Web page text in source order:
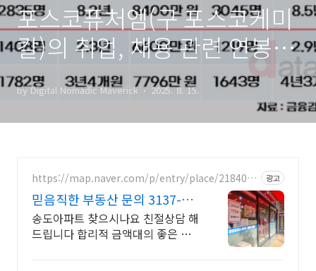
포스코퓨처엠(구 포스코케미
칼)의 취업, 채용 관련 연봉
(급여, 월급, 보너스, 성과급,
성과금, 상여급, 상여금, 수
당, 월급날), 인재상, 근무지,
복지제도(복리후생), 지속가
능경영보고서 등을 정리 해보
았으니 많은 참고 바랍니다.
by Digital Nomadic Maverick 2025. 8. 15.
https://map.naver.com/p/entry/place/2184076
광고
믿음직한 부동산 문의 3137-
3436
송도아파트 찾으시나요 친절상담 해
드립니다 합리적 금액대의 좋은 물